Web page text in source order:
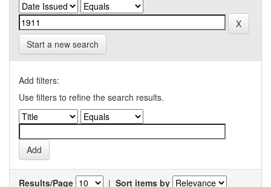
Start a new search
Add filters:
Use filters to refine the search results.
Results/Page | Sort items by